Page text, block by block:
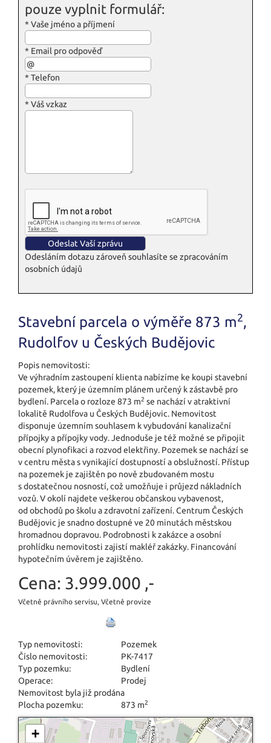
pouze vyplnit formulář:
* Vaše jméno a příjmení
* Email pro odpověď
* Telefon
* Váš vzkaz
Odesláním dotazu zároveň souhlasíte se zpracováním
osobních údajů
Stavební parcela o výměře 873 m2,
Rudolfov u Českých Budějovic
Popis nemovitosti:
Ve výhradním zastoupení klienta nabízíme ke koupi stavební
pozemek, který je územním plánem určený k zástavbě pro
bydlení. Parcela o rozloze 873 m2 se nachází v atraktivní
lokalitě Rudolfova u Českých Budějovic. Nemovitost
disponuje územním souhlasem k vybudování kanalizační
přípojky a přípojky vody. Jednoduše je též možné se připojit
obecní plynofikaci a rozvod elektřiny. Pozemek se nachází se
v centru města s vynikající dostupností a obslužností. Přístup
na pozemek je zajištěn po nově zbudovaném mostu
s dostatečnou nosností, což umožňuje i průjezd nákladních
vozů. V okolí najdete veškerou občanskou vybavenost,
od obchodů po školu a zdravotní zařízení. Centrum Českých
Budějovic je snadno dostupné ve 20 minutách městskou
hromadnou dopravou. Podrobnosti k zakázce a osobní
prohlídku nemovitosti zajistí makléř zakázky. Financování
hypotečním úvěrem je zajištěno.
Cena: 3.999.000 ,-
Včetně právního servisu, Včetně provize
Typ nemovitosti:
Pozemek
Číslo nemovitosti:
PK-7417
Typ pozemku:
Bydlení
Operace:
Prodej
Nemovitost byla již prodána
Plocha pozemku:
873 m2
+